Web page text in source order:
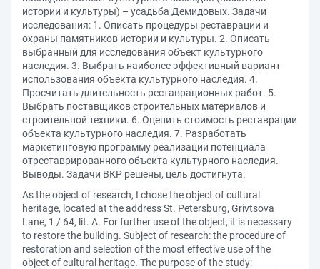
истории и культуры) – усадьба Демидовых. Задачи
исследования: 1. Описать процедуры реставрации и
охраны памятников истории и культуры. 2. Описать
выбранный для исследования объект культурного
наследия. 3. Выбрать наиболее эффективный вариант
использования объекта культурного наследия. 4.
Просчитать длительность реставрационных работ. 5.
Выбрать поставщиков строительных материалов и
строительной техники. 6. Оценить стоимость реставрации
объекта культурного наследия. 7. Разработать
маркетинговую программу реализации потенциала
отреставрированного объекта культурного наследия.
Выводы. Задачи ВКР решены, цель достигнута.
As the object of research, I chose the object of cultural
heritage, located at the address St. Petersburg, Grivtsova
Lane, 1 / 64, lit. A. For further use of the object, it is necessary
to restore the building. Subject of research: the procedure of
restoration and selection of the most effective use of the
object of cultural heritage. The purpose of the study: